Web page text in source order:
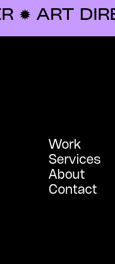
Work
Services
About
Contact